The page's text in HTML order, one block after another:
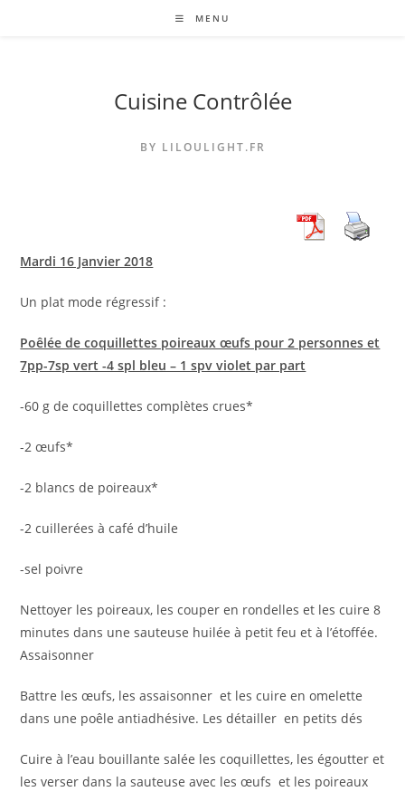
MENU
Cuisine Contrôlée
BY LILOULIGHT.FR
Mardi 16 Janvier 2018
Un plat mode régressif :
Poêlée de coquillettes poireaux œufs pour 2 personnes et
7pp-7sp vert -4 spl bleu – 1 spv violet par part
-60 g de coquillettes complètes crues*
-2 œufs*
-2 blancs de poireaux*
-2 cuillerées à café d’huile
-sel poivre
Nettoyer les poireaux, les couper en rondelles et les cuire 8
minutes dans une sauteuse huilée à petit feu et à l’étoffée.
Assaisonner
Battre les œufs, les assaisonner et les cuire en omelette
dans une poêle antiadhésive. Les détailler en petits dés
Cuire à l’eau bouillante salée les coquillettes, les égoutter et
les verser dans la sauteuse avec les œufs et les poireaux